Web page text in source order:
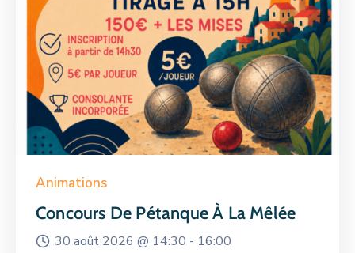
Animations
Concours De Pétanque À La Mêlée
30 août 2026 @ 14:30 - 16:00